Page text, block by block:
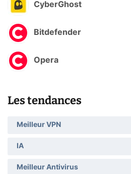
CyberGhost
Bitdefender
Opera
Les tendances
Meilleur VPN
IA
Meilleur Antivirus